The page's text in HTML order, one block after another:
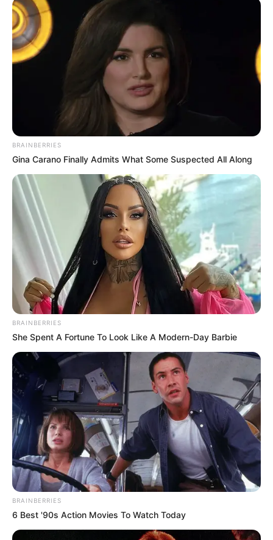
BRAINBERRIES
Gina Carano Finally Admits What Some Suspected All Along
BRAINBERRIES
She Spent A Fortune To Look Like A Modern-Day Barbie
BRAINBERRIES
6 Best '90s Action Movies To Watch Today